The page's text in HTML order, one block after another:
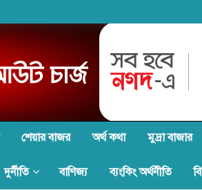
শেয়ার বাজর অর্থ কথা মুদ্রা বাজার
দুর্নীতি বাণিজ্য ব্যংকিং অর্থনীতি